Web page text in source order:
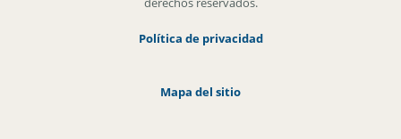
Política de privacidad
Mapa del sitio